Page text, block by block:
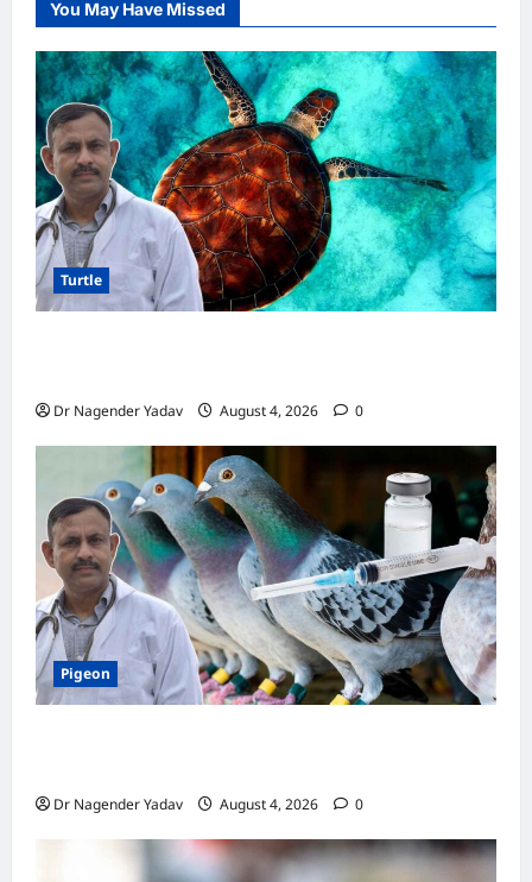
बचाने
के
लिए
क्या
करें?
जानिए
जरूरी
टिप्स
You May Have Missed
Turtle
Dr Nagender Yadav August 4, 2026 0
Pigeon
Dr Nagender Yadav August 4, 2026 0